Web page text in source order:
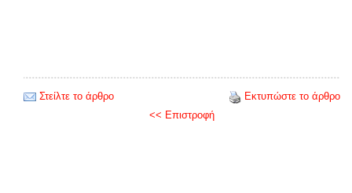
Στείλτε το άρθρο
Εκτυπώστε το άρθρο
<< Επιστροφή